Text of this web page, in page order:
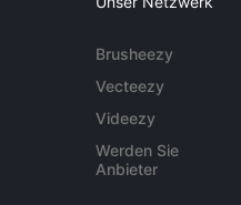
Brusheezy
Vecteezy
Videezy
Werden Sie
Anbieter